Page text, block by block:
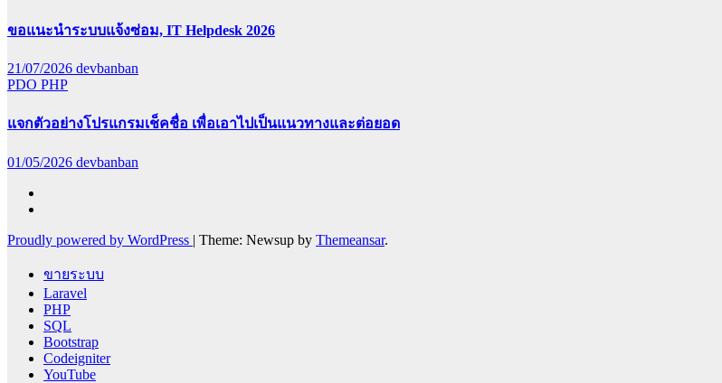
ขอแนะนำระบบแจ้งซ่อม, IT Helpdesk 2026
21/07/2026 devbanban
PDO PHP
แจกตัวอย่างโปรแกรมเช็คชื่อ เพื่อเอาไปเป็นแนวทางและต่อยอด
01/05/2026 devbanban
Proudly powered by WordPress | Theme: Newsup by Themeansar.
ขายระบบ
Laravel
PHP
SQL
Bootstrap
Codeigniter
YouTube